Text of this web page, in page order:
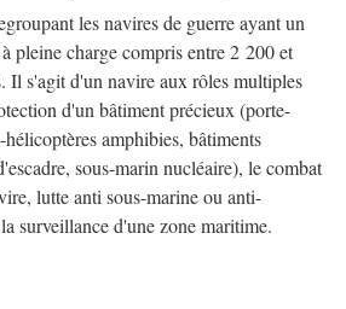
les navires de guerre ayant un
pleine charge compris entre 2 200 et
Il s'agit d'un navire aux rôles multiples
d'un bâtiment précieux (porte-
amphibies, bâtiments
sous-marin nucléaire), le combat
lutte anti sous-marine ou anti-
surveillance d'une zone maritime.